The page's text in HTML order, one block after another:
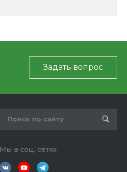
Задать вопрос
Мы в соц. сетях